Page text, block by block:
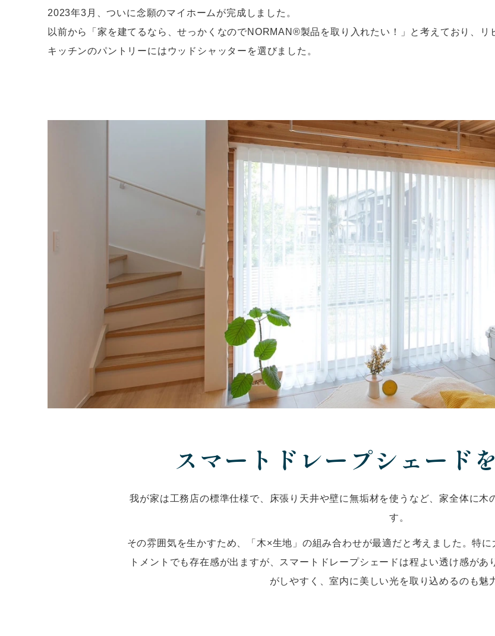
2023年3月、ついに念願のマイホームが完成しました。
以前から「家を建てるなら、せっかくなのでNORMAN®製品を取り入れたい！」と考えており、リ
キッチンのパントリーにはウッドシャッターを選びました。
スマートドレープシェード
我が家は工務店の標準仕様で、床張り天井や壁に無垢材を使うなど、家全体に木
す。
その雰囲気を生かすため、「木×生地」の組み合わせが最適だと考えました。特
トメントでも存在感が出ますが、スマートドレープシェードは程よい透け感が
がしやすく、室内に美しい光を取り込めるのも魅